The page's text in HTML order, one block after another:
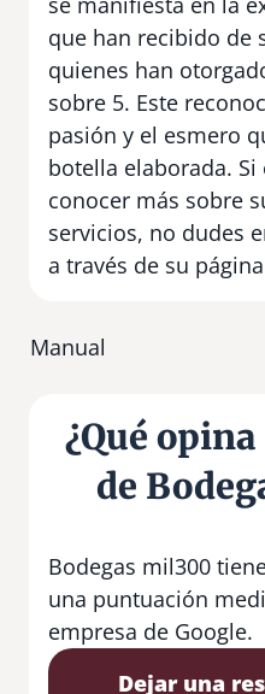
que han recibido de
quienes han
sobre 5. Este
pasión y el esmero
botella elaborada.
conocer más sobre
servicios, no dudes
a través de su
Manual
¿Qué
de
Bodegas mil300
una puntuación
empresa de Google.
Dejar una